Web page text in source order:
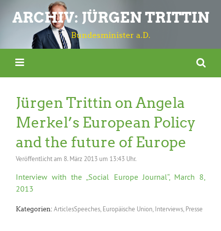
ARCHIV: JÜRGEN TRITTIN
Bundesminister a.D.
Jürgen Trittin on Angela
Merkel’s European Policy
and the future of Europe
Veröffentlicht am 8. März 2013 um 13:43 Uhr.
Interview with the „Social Europe Journal“, March 8,
2013
Kategorien: ArticlesSpeeches Europäische Union Interviews Presse